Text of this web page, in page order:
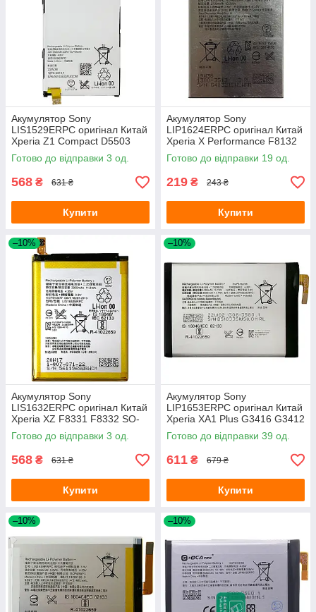
Акумулятор Sony
LIS1529ERPC оригінал Китай
Xperia Z1 Compact D5503
2300mAh
Готово до відправки 3 од.
568 ₴ 631 ₴
Купити
Акумулятор Sony
LIP1624ERPC оригінал Китай
Xperia X Performance F8132
2620 mAh Розпродаж
Готово до відправки 19 од.
219 ₴ 243 ₴
Купити
–10%
Акумулятор Sony
LIS1632ERPC оригінал Китай
Xperia XZ F8331 F8332 SO-
01J SOV34 601SO
Готово до відправки 3 од.
568 ₴ 631 ₴
Купити
–10%
Акумулятор Sony
LIP1653ERPC оригінал Китай
Xperia XA1 Plus G3416 G3412
G3426 G3421 G3423 3430
mAh
Готово до відправки 39 од.
611 ₴ 679 ₴
Купити
–10% –10%